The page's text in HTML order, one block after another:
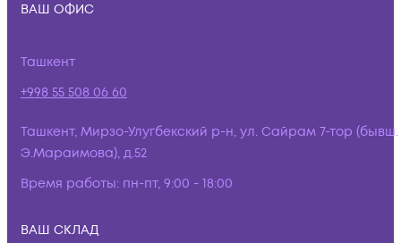
ВАШ ОФИС
Ташкент
+998 55 508 06 60
Ташкент, Мирзо-Улугбекский р-н, ул. Сайрам 7-тор (бывш.
Э.Мараимова), д.52
Время работы: пн-пт, 9:00 - 18:00
ВАШ СКЛАД